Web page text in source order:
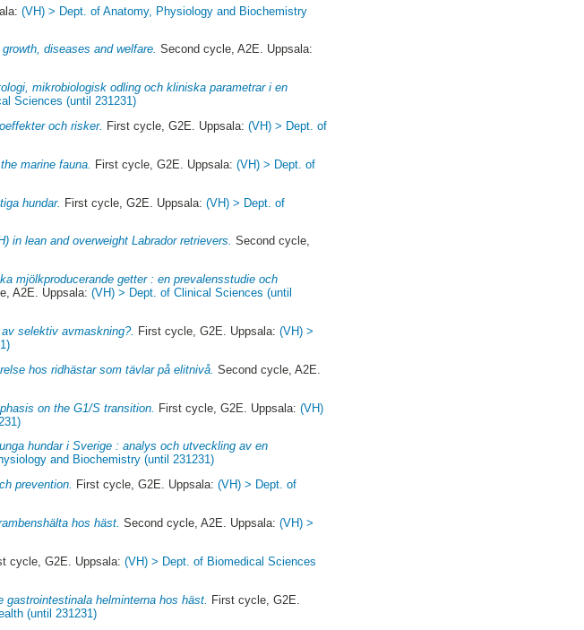
(VH) > Dept. of Anatomy, Physiology and Biochemistry
diseases and welfare. Second cycle, A2E. Uppsala:
mikrobiologisk odling och kliniska parametrar i en
Sciences (until 231231)
och risker. First cycle, G2E. Uppsala:(VH) > Dept. of
marine fauna. First cycle, G2E. Uppsala:(VH) > Dept. of
hundar. First cycle, G2E. Uppsala:(VH) > Dept. of
in lean and overweight Labrador retrievers. Second cycle,
mjölkproducerande getter : en prevalensstudie och
A2E. Uppsala:(VH) > Dept. of Clinical Sciences (until
selektiv avmaskning?. First cycle, G2E. Uppsala:(VH) >
hos ridhästar som tävlar på elitnivå. Second cycle, A2E.
on the G1/S transition. First cycle, G2E. Uppsala:(VH)
hundar i Sverige : analys och utveckling av en
and Biochemistry (until 231231)
prevention. First cycle, G2E. Uppsala:(VH) > Dept. of
hos häst. Second cycle, A2E. Uppsala:(VH) >
cycle, G2E. Uppsala:(VH) > Dept. of Biomedical Sciences
helminterna hos häst. First cycle, G2E.
(until 231231)